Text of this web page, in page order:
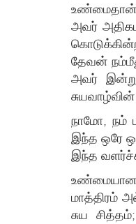
உண்மைதான்!
அவர்
தேவன்
அவர்
நாமோ, நம்
இந்த ஒரே
இந்த
உண்மையான
மாத்திரம்
சுய